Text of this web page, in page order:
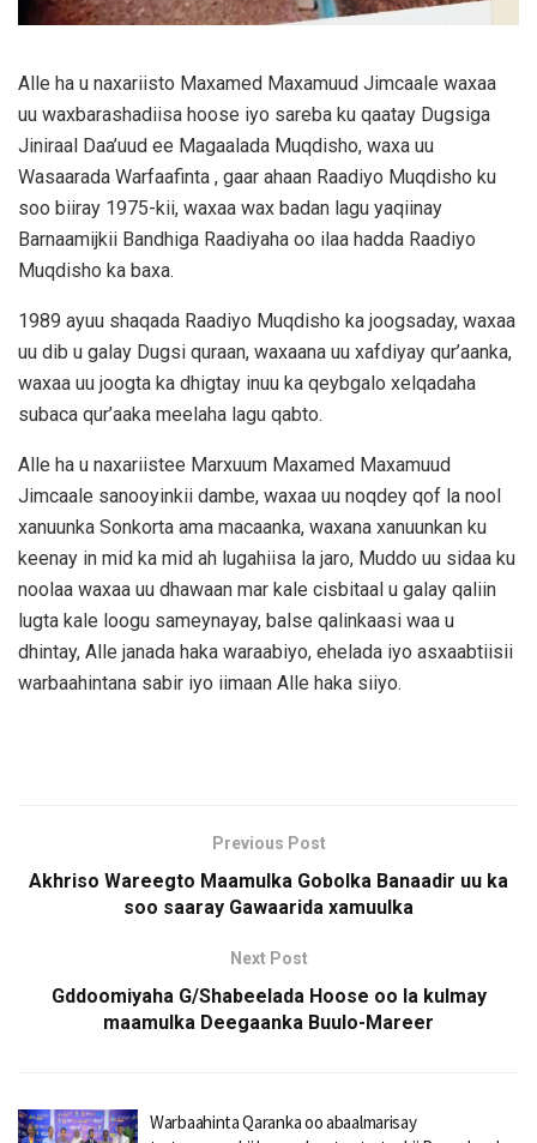
Alle ha u naxariisto Maxamed Maxamuud Jimcaale waxaa
uu waxbarashadiisa hoose iyo sareba ku qaatay Dugsiga
Jiniraal Daa’uud ee Magaalada Muqdisho, waxa uu
Wasaarada Warfaafinta , gaar ahaan Raadiyo Muqdisho ku
soo biiray 1975-kii, waxaa wax badan lagu yaqiinay
Barnaamijkii Bandhiga Raadiyaha oo ilaa hadda Raadiyo
Muqdisho ka baxa.
1989 ayuu shaqada Raadiyo Muqdisho ka joogsaday, waxaa
uu dib u galay Dugsi quraan, waxaana uu xafdiyay qur’aanka,
waxaa uu joogta ka dhigtay inuu ka qeybgalo xelqadaha
subaca qur’aaka meelaha lagu qabto.
Alle ha u naxariistee Marxuum Maxamed Maxamuud
Jimcaale sanooyinkii dambe, waxaa uu noqdey qof la nool
xanuunka Sonkorta ama macaanka, waxana xanuunkan ku
keenay in mid ka mid ah lugahiisa la jaro, Muddo uu sidaa ku
noolaa waxaa uu dhawaan mar kale cisbitaal u galay qaliin
lugta kale loogu sameynayay, balse qalinkaasi waa u
dhintay, Alle janada haka waraabiyo, ehelada iyo asxaabtiisii
warbaahintana sabir iyo iimaan Alle haka siiyo.
Previous Post
Akhriso Wareegto Maamulka Gobolka Banaadir uu ka
soo saaray Gawaarida xamuulka
Next Post
Gddoomiyaha G/Shabeelada Hoose oo la kulmay
maamulka Deegaanka Buulo-Mareer
Warbaahinta Qaranka oo abaalmarisay